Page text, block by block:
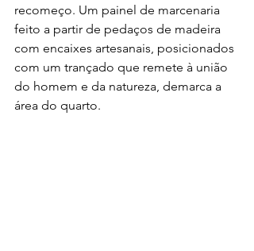
recomeço. Um painel de marcenaria
feito a partir de pedaços de madeira
com encaixes artesanais, posicionados
com um trançado que remete à união
do homem e da natureza, demarca a
área do quarto.